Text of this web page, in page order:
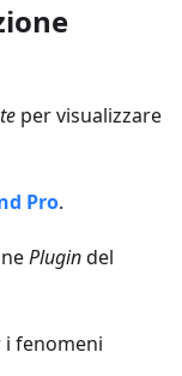
per visualizzare
Pro.
Plugindel
i fenomeni